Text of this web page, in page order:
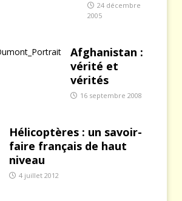
24 décembre
2005
Afghanistan :
vérité et
vérités
16 septembre 2008
Hélicoptères : un savoir-
faire français de haut
niveau
4 juillet 2012